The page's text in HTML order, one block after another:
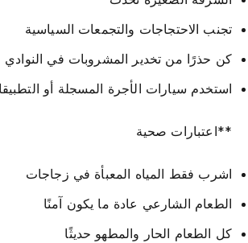
تجنب الاحتجاجات والتجمعات السياسية
كن حذرًا من تخدير المشروبات في النوادي
استخدم سيارات الأجرة المسجلة أو
**اعتبارات صحية
اشرب فقط المياه المعبأة في زجاجات
الطعام الشارعي عادة ما يكون آمنًا
كل الطعام الحار والمطهو حديثًا